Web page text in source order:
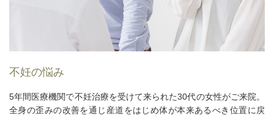
不妊の悩み
5年間医療機関で不妊治療を受けて来られた30代の女性がご来院。
全身の歪みの改善を通じ産道をはじめ体が本来あるべき位置に戻